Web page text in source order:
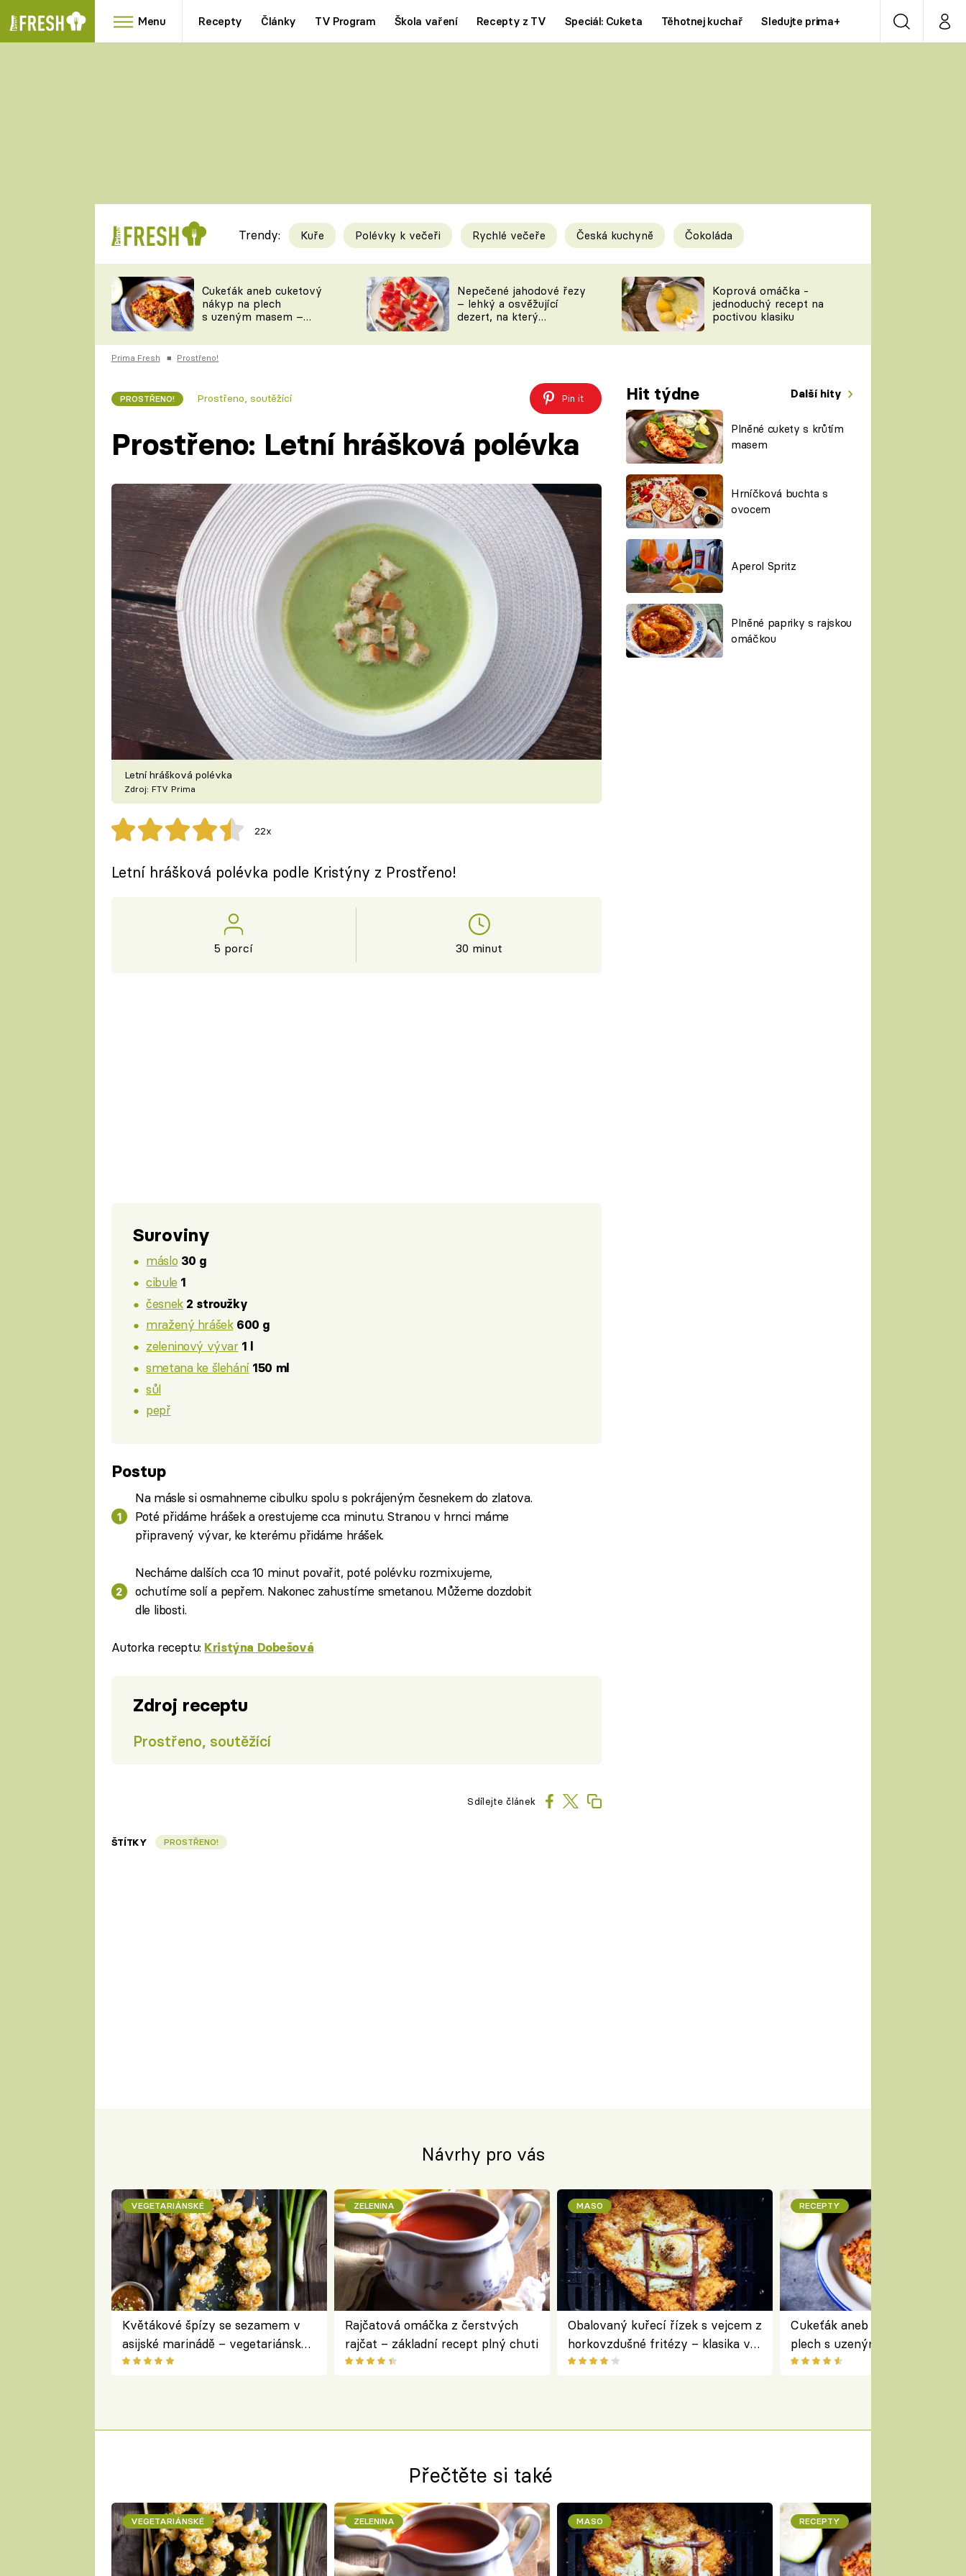
Menu Recepty Články TV Program Škola vaření Recepty z TV Speciál: Cuketa Těhotnej kuchař Sledujte prima+ VyhledáváníMůj
RYCHLOVKY
Videorecepty
TEĎ VAŘÍ ŠÉF!
ČESKO NA TALÍŘI
KUCHAŘKA
Tipy a triky
KAM ZA JÍDLEM
VYCHYTÁVKY
Novinky
ŠÉFREDAKTORKY
ČASOPIS
Prima LAJK
Sledujte nás
Trendy: Kuře Polévky k večeři Rychlé večeře Česká kuchyně Čokoláda
Cukeťák aneb cuketový
nákyp na plech
s uzeným masem –
zpracovat přerostlé
cukety
Nepečené jahodové řezy
– lehký a osvěžující
dezert, na který
Koprová omáčka -
jednoduchý recept na
poctivou klasiku
Prima Fresh ■ Prostřeno!
PROSTŘENO! Prostřeno, soutěžící Pin it Hit týdne Další hity
Plněné cukety s krůtím
masem
Hrníčková buchta s
ovocem
Aperol Spritz
Plněné papriky s rajskou
omáčkou
Prostřeno: Letní hrášková polévka
Letní hrášková polévka
Zdroj: FTV Prima
22x
Letní hrášková polévka podle Kristýny z Prostřeno!
5 porcí 30 minut
Suroviny
máslo 30 g
cibule 1
česnek 2 stroužky
mražený hrášek 600 g
zeleninový vývar 1 l
smetana ke šlehání 150 ml
sůl
pepř
Postup
Na másle si osmahneme cibulku spolu s pokrájeným česnekem do zlatova.
Poté přidáme hrášek a orestujeme cca minutu. Stranou v hrnci máme
připravený vývar, ke kterému přidáme hrášek.
Necháme dalších cca 10 minut povařit, poté polévku rozmixujeme,
ochutíme solí a pepřem. Nakonec zahustíme smetanou. Můžeme dozdobit
dle libosti.
Autorka receptu: Kristýna Dobešová
Zdroj receptu
Prostřeno, soutěžící
Sdílejte článek
ŠTÍTKY PROSTŘENO!
Návrhy pro vás
VEGETARIÁNSKÉ
Květákové špízy se sezamem v
asijské marinádě – vegetariánská
chuťovka z grilu
ZELENINA
Rajčatová omáčka z čerstvých
rajčat – základní recept plný chuti
MASO
Obalovaný kuřecí řízek s vejcem z
horkovzdušné fritézy – klasika v
novém pojetí podle Jamieho
RECEPTY
Cukeťák aneb cuketový nákyp
plech s uzeným masem –
způsob, jak zpracovat
Přečtěte si také
VEGETARIÁNSKÉ ZELENINA MASO RECEPTY